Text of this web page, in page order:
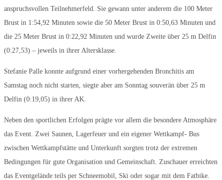
anspruchsvollen Teilnehmerfeld. Sie gewann unter anderem die 100 Meter
Brust in 1:54,92 Minuten sowie die 50 Meter Brust in 0:50,63 Minuten und
die 25 Meter Brust in 0:22,92 Minuten und wurde Zweite über 25 m Delfin
(0:27,53) – jeweils in ihrer Altersklasse.
Stefanie Palle konnte aufgrund einer vorhergehenden Bronchitis am
Samstag noch nicht starten, siegte aber am Sonntag souverän über 25 m
Delfin (0:19,05) in ihrer AK.
Neben den sportlichen Erfolgen prägte vor allem die besondere Atmosphäre
das Event. Zwei Saunen, Lagerfeuer und ein eigener Wettkampf- Bus
zwischen Wettkampfstätte und Unterkunft sorgten trotz der extremen
Bedingungen für gute Organisation und Gemeinschaft. Zuschauer erreichten
das Eventgelände teils per Schneemobil, Ski oder sogar mit dem Fatbike.